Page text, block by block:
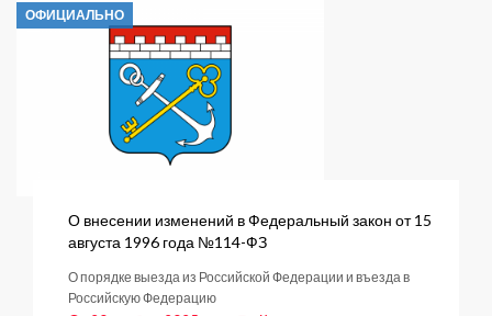
ОФИЦИАЛЬНО
О внесении изменений в Федеральный закон от 15
августа 1996 года №114-ФЗ
О порядке выезда из Российской Федерации и въезда в
Российскую Федерацию